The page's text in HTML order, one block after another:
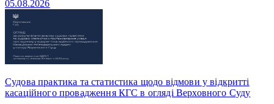
05.08.2026
Судова практика та статистика щодо відмови у відкритті
касаційного провадження КГС в огляді Верховного Суду